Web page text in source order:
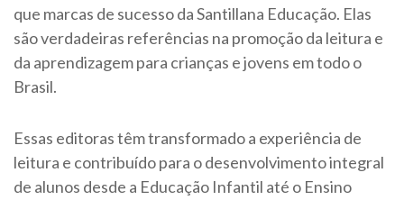
que marcas de sucesso da Santillana Educação. Elas
são verdadeiras referências na promoção da leitura e
da aprendizagem para crianças e jovens em todo o
Brasil.
Essas editoras têm transformado a experiência de
leitura e contribuído para o desenvolvimento integral
de alunos desde a Educação Infantil até o Ensino